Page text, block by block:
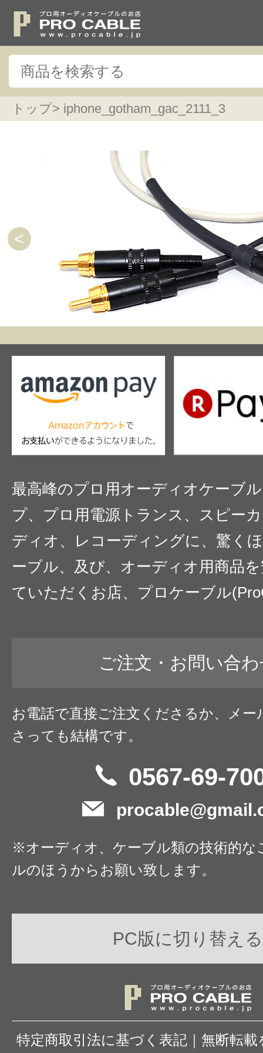
トップ> iphone_gotham_gac_2111_3
最高峰のプロ用オーディオケーブ
プ、プロ用電源トランス、スピー
ディオ、レコーディングに、驚く
ーブル、及び、オーディオ用商品
ていただくお店、プロケーブル
ご注文・お問い合
お電話で直接ご注文くださるか、メー
さっても結構です。
0567-69-
※オーディオ、ケーブル類の技術的な
ルのほうからお願い致します。
PC版に切り替える
特定商取引法に基づく表記 無断転載